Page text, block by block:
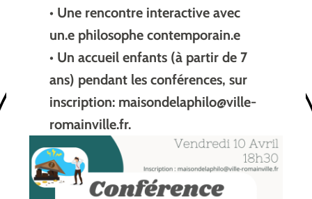
• Une rencontre interactive avec
un.e philosophe contemporain.e
• Un accueil enfants (à partir de 7
ans) pendant les conférences, sur
inscription: maisondelaphilo@ville-
romainville.fr.